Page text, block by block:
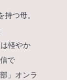
つ母。
軽やか
で
」オンラ